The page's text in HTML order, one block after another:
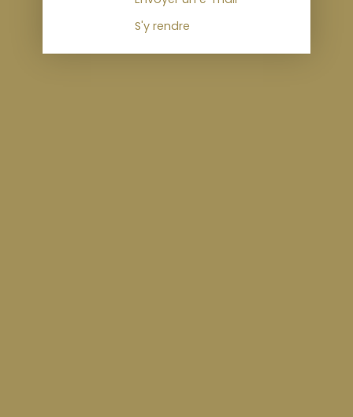
S'y rendre